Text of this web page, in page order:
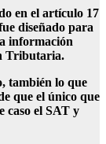
en el artículo 17
diseñado para
información
Tributaria.
también lo que
que el único que
caso el SAT y